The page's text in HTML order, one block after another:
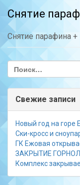
Снятие
Снятие парафина
Найти:
Свежие записи
Новый год на горе
Ски-кросс и
ГК Ежовая
ЗАКРЫТИЕ
Комплекс